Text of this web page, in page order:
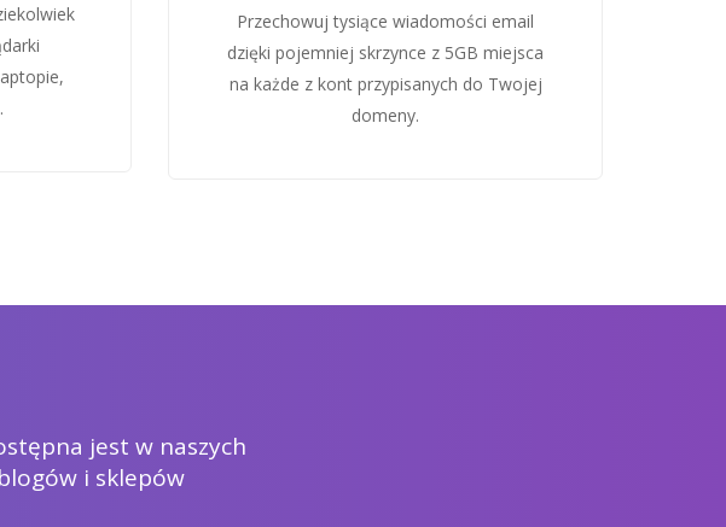
Przechowuj tysiące wiadomości email
dzięki pojemniej skrzynce z 5GB miejsca
na każde z kont przypisanych do Twojej
domeny.
jest w naszych
i sklepów